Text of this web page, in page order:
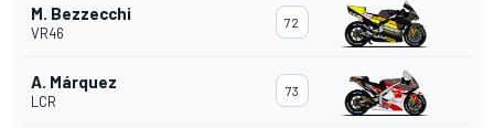
M. Bezzecchi
VR46
72
A. Márquez
LCR
73